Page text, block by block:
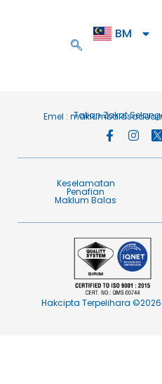
BM
EN
Talian Zakat
Emel :
Keselamatan
Penafian​
Maklum Balas​
Hakcipta Terpelihara